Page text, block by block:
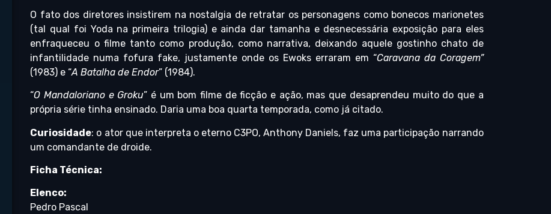
O fato dos diretores insistirem na nostalgia de retratar os personagens como bonecos marionetes
(tal qual foi Yoda na primeira trilogia) e ainda dar tamanha e desnecessária exposição para eles
enfraqueceu o filme tanto como produção, como narrativa, deixando aquele gostinho chato de
infantilidade numa fofura fake, justamente onde os Ewoks erraram em “Caravana da Coragem”
(1983) e “A Batalha de Endor” (1984).
“O Mandaloriano e Groku” é um bom filme de ficção e ação, mas que desaprendeu muito do que a
própria série tinha ensinado. Daria uma boa quarta temporada, como já citado.
Curiosidade: o ator que interpreta o eterno C3PO, Anthony Daniels, faz uma participação narrando
um comandante de droide.
Ficha Técnica:
Elenco:
Pedro Pascal